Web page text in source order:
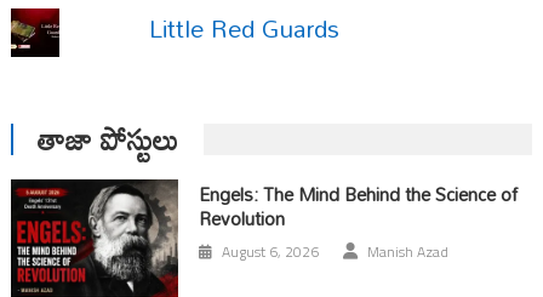
Little Red Guards
తాజా పోస్టులు
Engels: The Mind Behind the Science of
Revolution
August 6, 2026 Manish Azad